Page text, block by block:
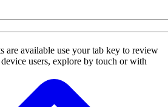
are available use your tab key to review
users, explore by touch or with